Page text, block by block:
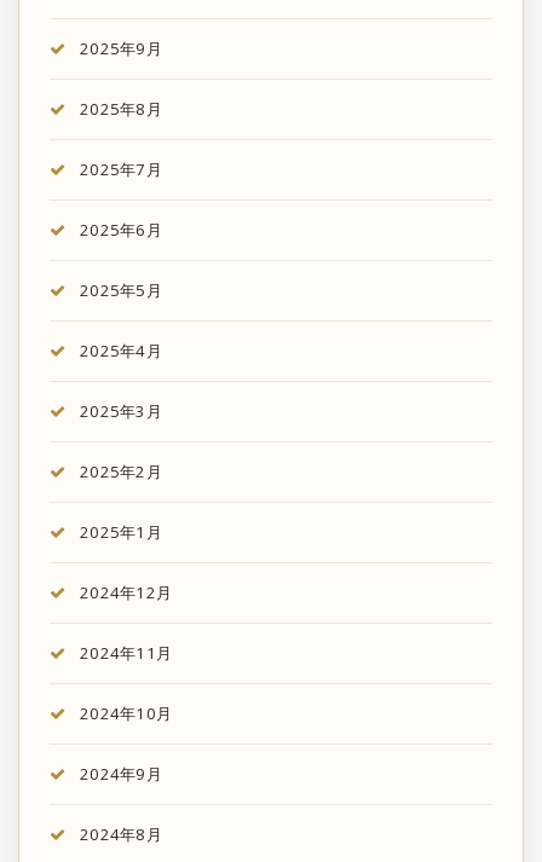
2025年9月
2025年8月
2025年7月
2025年6月
2025年5月
2025年4月
2025年3月
2025年2月
2025年1月
2024年12月
2024年11月
2024年10月
2024年9月
2024年8月